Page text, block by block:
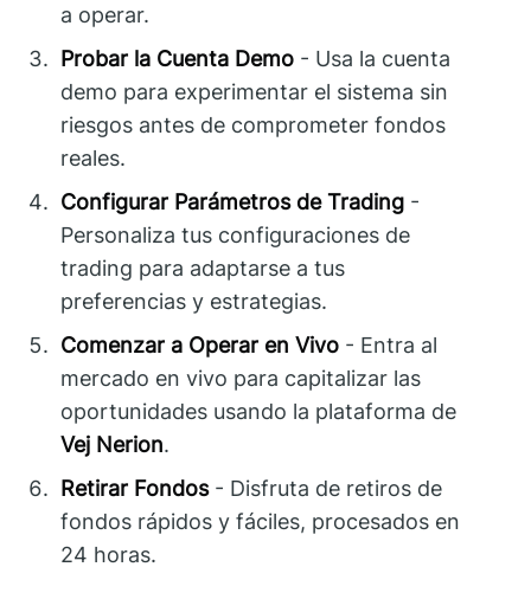
a operar.
Probar la Cuenta Demo - Usa la cuenta
demo para experimentar el sistema sin
riesgos antes de comprometer fondos
reales.
Configurar Parámetros de Trading -
Personaliza tus configuraciones de
trading para adaptarse a tus
preferencias y estrategias.
Comenzar a Operar en Vivo - Entra al
mercado en vivo para capitalizar las
oportunidades usando la plataforma de
Vej Nerion.
Retirar Fondos- Disfruta de retiros de
fondos rápidos y fáciles, procesados en
24 horas.